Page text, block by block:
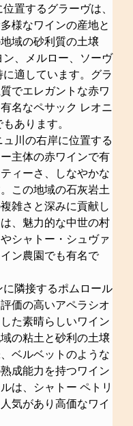
置するグラーヴは、
様なワインの産地と
域の砂利質の土壌
、メルロー、ソーヴ
適しています。グラ
でエレガントな赤ワ
名なペサック レオニ
あります。
ュ川の右岸に位置する
主体の赤ワインで有
ィーさ、しなやかな
この地域の石灰岩土
雑さと深みに貢献し
、魅力的な中世の村
シャトー・シュヴァ
ン農園でも有名で
隣接するポムロール
価の高いアペラシオ
た素晴らしいワイン
の粘土と砂利の土壌
ベルベットのような
成能力を持つワイン
は、シャトー ペトリ
気があり高価なワイ